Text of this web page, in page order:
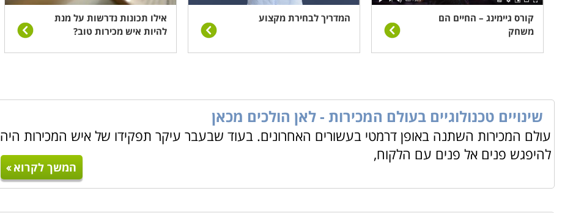
קורס גיימינג – החיים הם
משחק
המדריך לבחירת מקצוע
אילו תכונות נדרשות על מנת
להיות איש מכירות טוב?
שינויים טכנולוגיים בעולם המכירות - לאן הולכים מכאן
עולם המכירות השתנה באופן דרמטי בעשורים האחרונים. בעוד שבעבר עיקר תפקידו של איש המכירות היה
להיפגש פנים אל פנים עם הלקוח,
המשך לקרוא